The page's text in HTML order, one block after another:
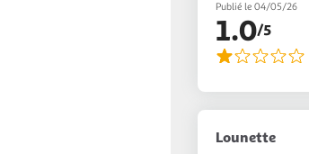
Publié le 04/05/26
1.0/5
Lounette